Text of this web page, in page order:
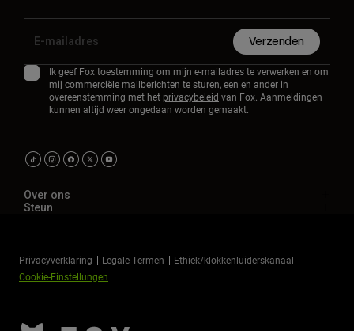
Verzenden
Ik geef Fox toestemming om mijn e-mailadres te verwerken en om
mij commerciële mailberichten te sturen, een en ander in
overeenstemming met het privacybeleid van Fox. Aanmeldingen
kunnen altijd weer ongedaan worden gemaakt.
Over ons
Steun
Privacyverklaring Legale Termen
Ethiek/klokkenluiderskanaal
Cookie-Einstellungen